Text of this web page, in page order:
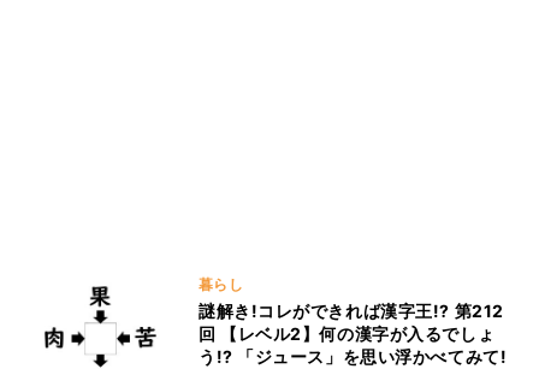
暮らし
謎解き!コレができれば漢字王!? 第212
回 【レベル2】何の漢字が入るでしょ
う!? 「ジュース」を思い浮かべてみて!